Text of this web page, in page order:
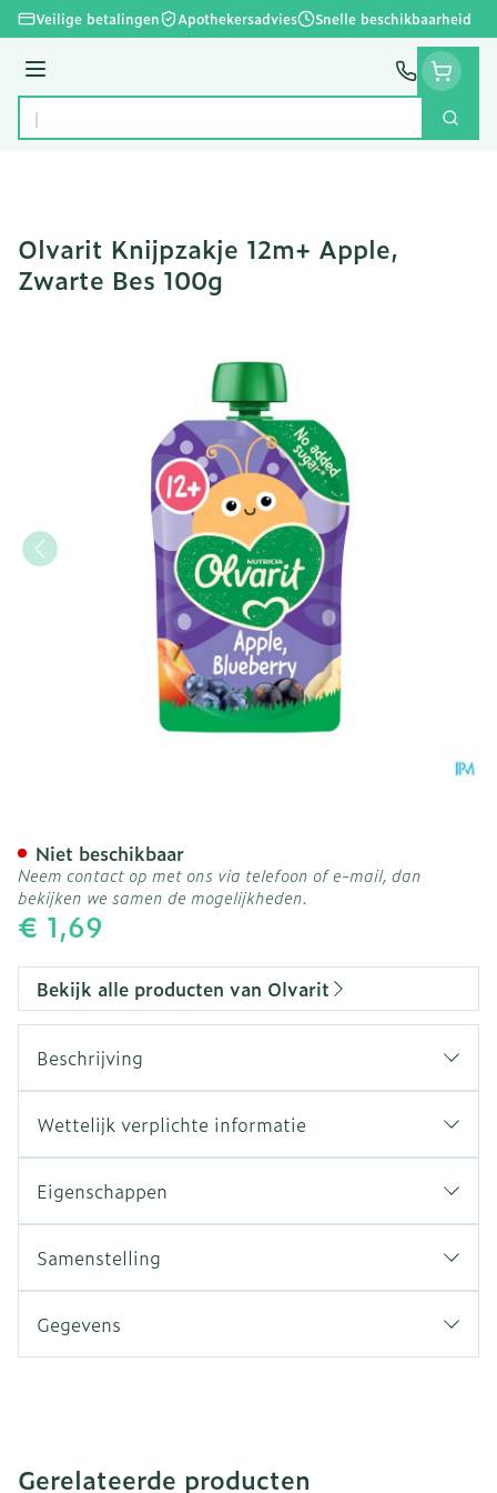
Ga naar de inhoud
Veilige betalingen Apothekersadvies Snelle beschikbaarheid
Menu
Product, merk, categorie...
Zoek
Olvarit Knijpzakje 12m+ Apple,
Zwarte Bes 100g
€ 1,69
Niet beschikbaar
Neem contact op met ons via telefoon of e-mail, dan
bekijken we samen de mogelijkheden.
Bekijk alle producten van Olvarit
Beschrijving
Wettelijk verplichte informatie
Eigenschappen
Samenstelling
Gegevens
Gerelateerde producten